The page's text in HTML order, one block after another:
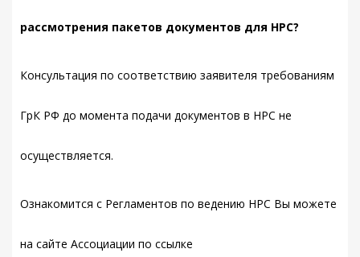
рассмотрения пакетов документов для НРС?
Консультация по соответствию заявителя требованиям
ГрК РФ до момента подачи документов в НРС не
осуществляется.
Ознакомится с Регламентов по ведению НРС Вы можете
на сайте Ассоциации по ссылке